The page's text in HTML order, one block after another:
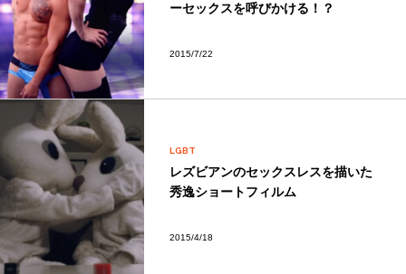
ーセックスを呼びかける！？
2015/7/22
LGBT
レズビアンのセックスレスを描いた
秀逸ショートフィルム
2015/4/18